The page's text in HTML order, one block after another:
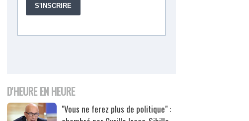
D'HEURE EN HEURE
"Vous ne ferez plus de politique" :